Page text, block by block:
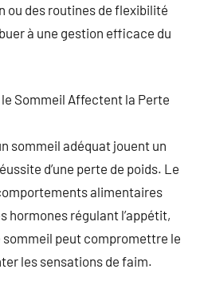
ou des routines de flexibilité
à une gestion efficace du
Sommeil Affectent la Perte
sommeil adéquat jouent un
d’une perte de poids. Le
alimentaires
hormones régulant l’appétit,
sommeil peut compromettre le
les sensations de faim.